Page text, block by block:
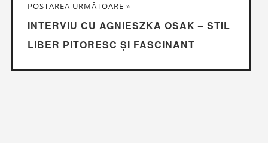
POSTAREA URMĂTOARE »
INTERVIU CU AGNIESZKA OSAK – STIL
LIBER PITORESC ȘI FASCINANT